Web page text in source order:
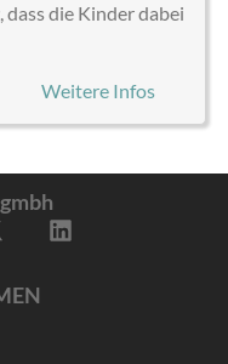
die Kinder dabei
Weitere Infos
L